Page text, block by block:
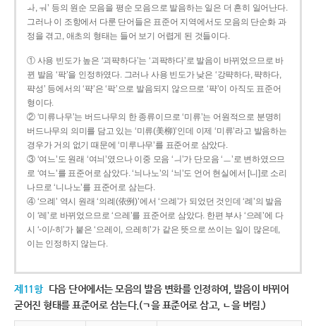
ㅘ, ㅝ’ 등의 원순 모음을 평순 모음으로 발음하는 일은 더 흔히 일어난다.
그러나 이 조항에서 다룬 단어들은 표준어 지역에서도 모음의 단순화 과
정을 겪고, 애초의 형태는 들어 보기 어렵게 된 것들이다.
① 사용 빈도가 높은 ‘괴퍅하다’는 ‘괴팍하다’로 발음이 바뀌었으므로 바
뀐 발음 ‘팍’을 인정하였다. 그러나 사용 빈도가 낮은 ‘강퍅하다, 퍅하다,
퍅성’ 등에서의 ‘퍅’은 ‘팍’으로 발음되지 않으므로 ‘퍅’이 아직도 표준어
형이다.
② ‘미류나무’는 버드나무의 한 종류이므로 ‘미류’는 어원적으로 분명히
버드나무의 의미를 담고 있는 ‘미류(美柳)’인데 이제 ‘미류’라고 발음하는
경우가 거의 없기 때문에 ‘미루나무’를 표준어로 삼았다.
③ ‘여느’도 원래 ‘여늬’였으나 이중 모음 ‘ㅢ’가 단모음 ‘ㅡ’로 변하였으므
로 ‘여느’를 표준어로 삼았다. ‘늬나노’의 ‘늬’도 언어 현실에서 [니]로 소리
나므로 ‘니나노’를 표준어로 삼는다.
④ ‘으례’ 역시 원래 ‘의례(依例)’에서 ‘으례’가 되었던 것인데 ‘례’의 발음
이 ‘레’로 바뀌었으므로 ‘으레’를 표준어로 삼았다. 한편 부사 ‘으레’에 다
시 ‘-이/-히’가 붙은 ‘으레이, 으레히’가 같은 뜻으로 쓰이는 일이 많은데,
이는 인정하지 않는다.
제11항 다음 단어에서는 모음의 발음 변화를 인정하여, 발음이 바뀌어
굳어진 형태를 표준어로 삼는다.(ㄱ을 표준어로 삼고, ㄴ을 버림.)